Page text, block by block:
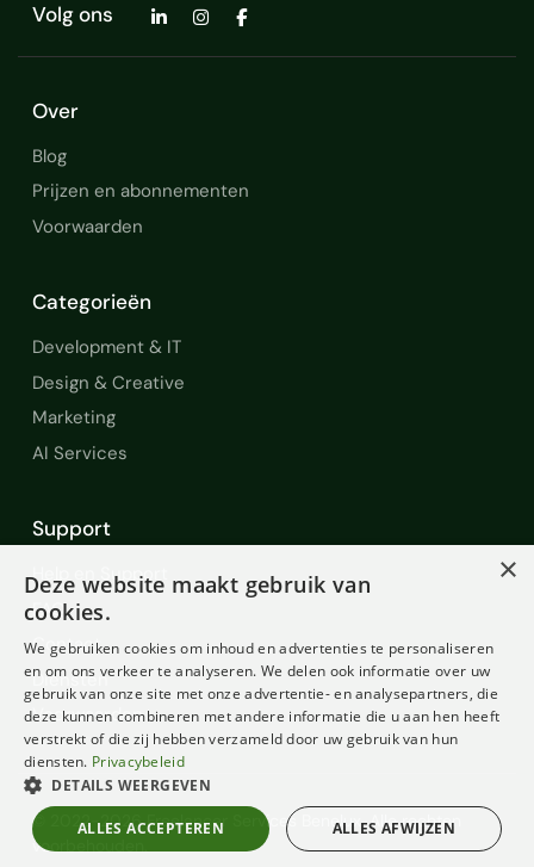
Volg ons
Over
Blog
Prijzen en abonnementen
Voorwaarden
Categorieën
Development & IT
Design & Creative
Marketing
AI Services
Support
Help en Support
FAQ
Contact
Diensten
Voorwaarden
© 2022-2026 Freelancer Services Benelux. Alle rechten
voorbehouden.
×
Deze website maakt gebruik van
cookies.
We gebruiken cookies om inhoud en advertenties te personaliseren
en om ons verkeer te analyseren. We delen ook informatie over uw
gebruik van onze site met onze advertentie- en analysepartners, die
deze kunnen combineren met andere informatie die u aan hen heeft
verstrekt of die zij hebben verzameld door uw gebruik van hun
diensten. Privacybeleid
DETAILS WEERGEVEN
ALLES ACCEPTEREN ALLES AFWIJZEN